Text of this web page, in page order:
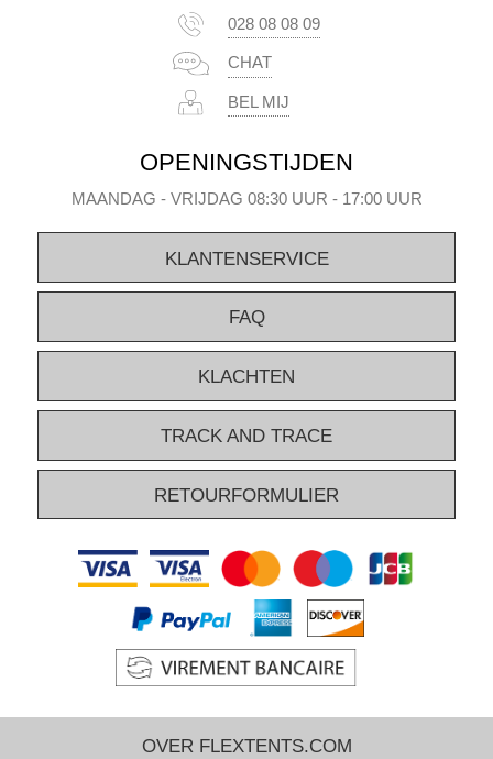
028 08 08 09
CHAT
BEL MIJ
OPENINGSTIJDEN
MAANDAG - VRIJDAG 08:30 UUR - 17:00 UUR
KLANTENSERVICE
FAQ
KLACHTEN
TRACK AND TRACE
RETOURFORMULIER
OVER FLEXTENTS.COM